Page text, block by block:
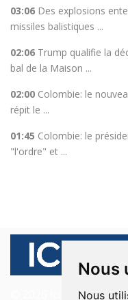
Nous
Nous
03:06 Des explosions
missiles balistiques ...
02:06 Trump qualifie la
bal de la Maison ...
02:00 Colombie: le
répit le ...
01:45 Colombie: le
"l'ordre" et ...
© 2026 Ici Beyrouth.